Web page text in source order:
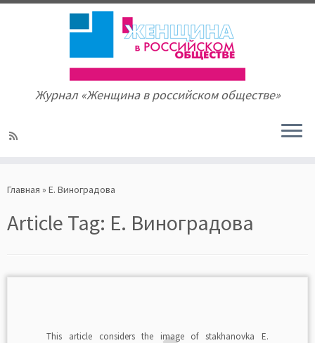
to
Журнал «Женщина в российском обществе»
Главная » Е. Виноградова
Article Tag: Е. Виноградова
This article considers the image of stakhanovka E.